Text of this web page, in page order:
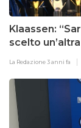
Klaassen:
scelto
La Redazione3 anni fa